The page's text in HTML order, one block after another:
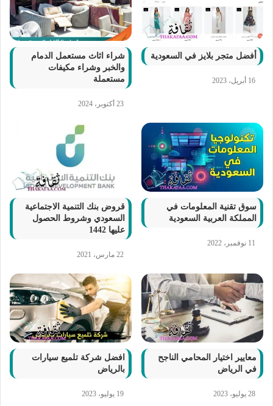
أفضل متجر بلايز في السعودية
16 أبريل، 2023
شراء اثاث مستعمل الدمام
والخبر وشراء مكيفات
مستعملة
23 أكتوبر، 2024
سوق تقنية المعلومات في
المملكة العربية السعودية
11 نوفمبر، 2022
قروض بنك التنمية الاجتماعية
السعودي وشروط الحصول
عليها 1442
22 مارس، 2021
معايير اختيار المحامي الناجح
في الرياض
28 يوليو، 2023
افضل شركة تلميع سيارات
بالرياض
19 يوليو، 2023